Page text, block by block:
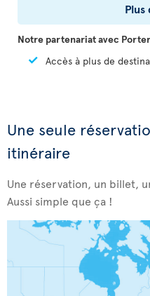
Plus
Notre partenariat avec
Accès à plus de
Une seule
itinéraire
Une réservation, un billet,
Aussi simple que ça !